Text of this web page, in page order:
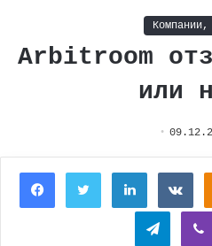
Компании,
Arbitroom
или
FacebookTwitterLinkedIn